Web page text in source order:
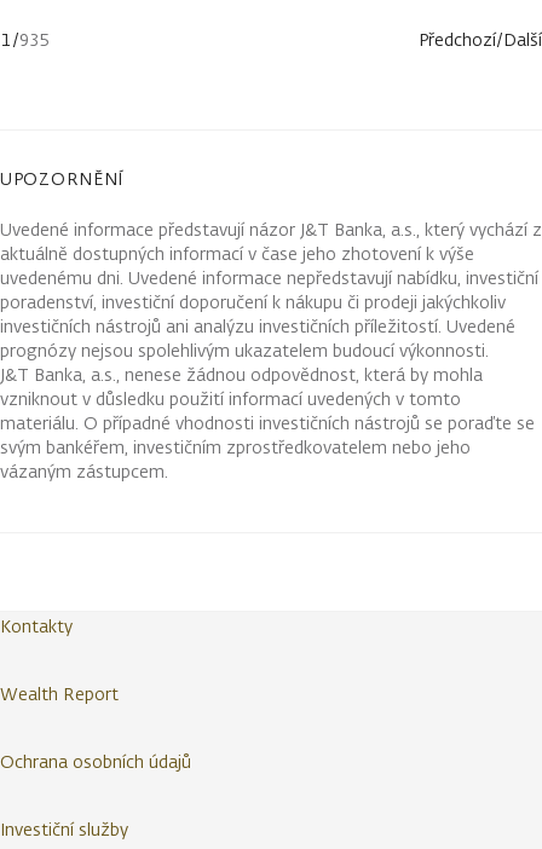
1/935 Předchozí/Další
UPOZORNĚNÍ
Uvedené informace představují názor J&T Banka, a.s., který vychází z
aktuálně dostupných informací v čase jeho zhotovení k výše
uvedenému dni. Uvedené informace nepředstavují nabídku, investiční
poradenství, investiční doporučení k nákupu či prodeji jakýchkoliv
investičních nástrojů ani analýzu investičních příležitostí. Uvedené
prognózy nejsou spolehlivým ukazatelem budoucí výkonnosti.
J&T Banka, a.s., nenese žádnou odpovědnost, která by mohla
vzniknout v důsledku použití informací uvedených v tomto
materiálu. O případné vhodnosti investičních nástrojů se poraďte se
svým bankéřem, investičním zprostředkovatelem nebo jeho
vázaným zástupcem.
Kontakty
Wealth Report
Ochrana osobních údajů
Investiční služby